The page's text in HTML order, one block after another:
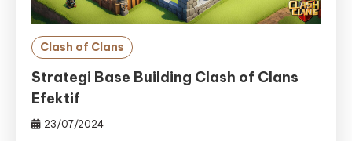
Clash of Clans
Strategi Base Building Clash of Clans
Efektif
23/07/2024